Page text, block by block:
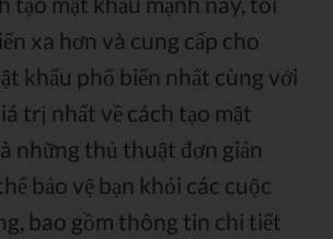
xa hơn và cung cấp cho
khẩu phổ biến nhất cùng với
trị nhất về cách tạo mật
những thủ thuật đơn giản
bảo vệ bạn khỏi các cuộc
bao gồm thông tin chi tiết